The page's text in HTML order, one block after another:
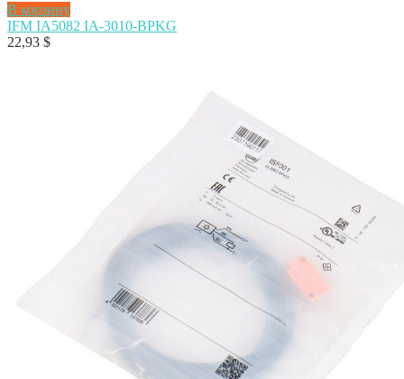
В корзину
IFM IA5082 IA-3010-BPKG
22,93 $